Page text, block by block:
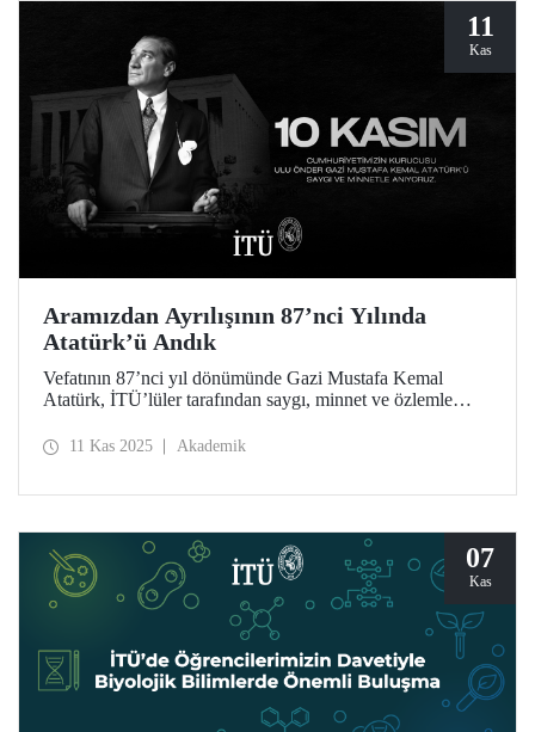
11
Kas
Aramızdan Ayrılışının 87’nci Yılında
Atatürk’ü Andık
Vefatının 87’nci yıl dönümünde Gazi Mustafa Kemal
Atatürk, İTÜ’lüler tarafından saygı, minnet ve özlemle
11 Kas 2025 Akademik
07
Kas